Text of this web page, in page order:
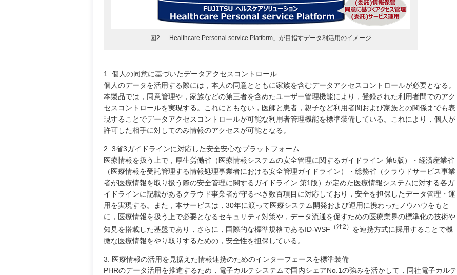
図2. 「Healthcare Personal service Platform」が目指すデータ利活用のイメージ
1. 個人の同意に基づいたデータアクセスコントロール
個人のデータを活用する際には，本人の同意とともに家族を含むデータアクセスコントロールが必要となる。
本製品では，同意管理や，家族などの第三者を含めたユーザー管理機能により，登録された利用者間でのアク
セスコントロールを実現する。これにともない，医師と患者，親子など利用者間および家族との関係までも表
現することでデータアクセスコントロールが可能な利用者管理機能を標準装備している。これにより，個人が
許可した相手に対してのみ情報のアクセスが可能となる。
2. 3省3ガイドラインに対応した安全安心なプラットフォーム
医療情報を扱う上で，厚生労働省（医療情報システムの安全管理に関するガイドライン 第5版）・経済産業省
（医療情報を受託管理する情報処理事業者における安全管理ガイドライン）・総務省（クラウドサービス事業
者が医療情報を取り扱う際の安全管理に関するガイドライン 第1版）が定めた医療情報システムに対する各ガ
イドラインに記載があるクラウド事業者が守るべき数百項目に対応しており，安全を担保したデータ管理・運
用を実現する。また，本サービスは，30年に渡って医療システム開発および運用に携わったノウハウをもと
に，医療情報を扱う上で必要となるセキュリティ対策や，データ流通を促すための医療業界の標準化の技術や
知見を搭載した基盤であり，さらに，国際的な標準規格であるID-WSF （注2） を連携方式に採用することで機
微な医療情報をやり取りするための，安全性を担保している。
3. 医療情報の活用を見据えた情報連携のためのインターフェースを標準装備
PHRのデータ活用を推進するため，電子カルテシステムで国内シェアNo.1の強みを活かして，同社電子カルテ